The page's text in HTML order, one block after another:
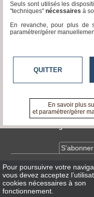
Médias
tvlocale.fr
Contactez-nous
A propos de tvlocale.fr
Devenir délégué
InfosCNIL/RGPD
Conditions Générales
Pour poursuivre votre
vous devez acceptez
cookies nécessaires à son
fonctionnement.
Seuls sont utilisés les
"techniques" nécessaires à
En revanche, pour plus de
paramétrer/gérer
QUITTER
En savoir plus
et paramétrer/gérer